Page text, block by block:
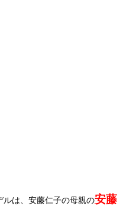
ルは、安藤仁子の母親の安藤